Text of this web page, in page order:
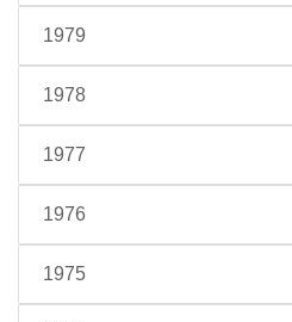
1979
1978
1977
1976
1975